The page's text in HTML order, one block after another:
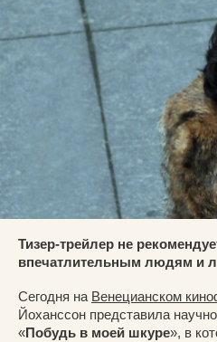
Тизер-трейлер не
впечатлительным людям и
Сегодня на Венецианском
Йоханссон представила
«Побудь в моей шкуре», в